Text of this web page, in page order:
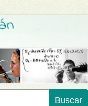
Buscar